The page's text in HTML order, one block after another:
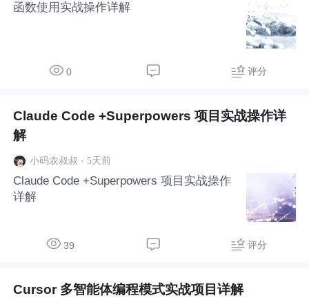
函数使用实战操作详解
0 评分
Claude Code +Superpowers 项目实战操作详
解
小码农叔叔 · 5天前
Claude Code +Superpowers 项目实战操作
详解
39 评分
Cursor 多智能体编程模式实战项目详解